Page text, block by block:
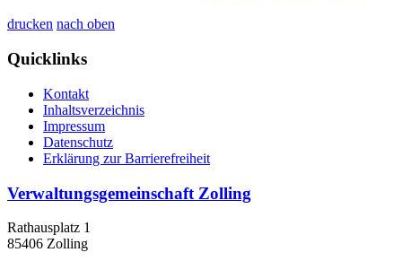
drucken nach oben
Quicklinks
Kontakt
Inhaltsverzeichnis
Impressum
Datenschutz
Erklärung zur Barrierefreiheit
Verwaltungsgemeinschaft Zolling
Rathausplatz 1
85406 Zolling